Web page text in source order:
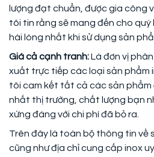
lượng đạt chuẩn, được gia công
tôi tin rằng sẽ mang đến cho
hài lòng nhất khi sử dụng sản
Giá cả cạnh tranh:Là đơn vị
xuất trực tiếp các loại sản phẩm
tôi cam kết tất cả các sản
nhất thị trường, chất lượng bạn
xứng đáng với chi phí đã bỏ ra.
Trên đây là toàn bộ thông tin về
cũng như địa chỉ cung cấp inox